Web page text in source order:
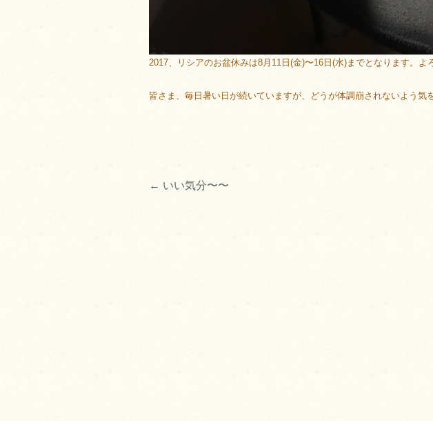
2017、リシアのお盆休みは8月11日(金)〜16日(水)までとなります。よ
皆さま、毎日暑い日が続いていますが、どうが体調崩されないよう気
投
← いい気分〜〜